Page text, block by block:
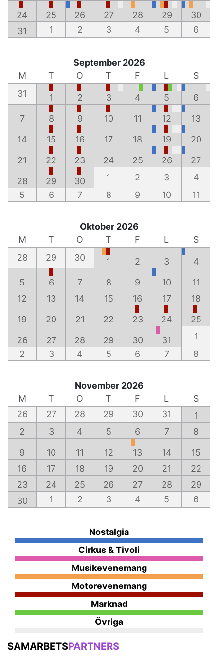
24 25 26 27 28 29
30
31
1 2 3 4 5 6
September 2026
M
T O T F L
S
31
1 2 3 4 5 6
7 8 9 10 11 12 13
14 15 16 17 18 19 20
21 22 23 24 25 26 27
28 29 30 1 2 3
4
5
6 7 8 9 10 11
Oktober 2026
M
T O T F L
S
28
29 30 1 2 3 4
5 6 7 8 9 10
11
12
13 14 15 16 17 18
19 20 21 22 23 24 25
26 27 28 29 30 31
1
2
3 4 5 6 7 8
November 2026
M
T O T F L
S
26
27 28 29 30 31
1
2
3 4 5 6 7 8
9 10 11 12 13 14
15
16
17 18 19 20 21
22
23
24 25 26 27 28
29
30
1 2 3 4 5 6
Nostalgia
Cirkus & Tivoli
Musikevenemang
Motorevenemang
Marknad
Övriga
SAMARBETSPARTNERS